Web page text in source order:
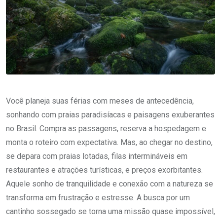
Você planeja suas férias com meses de antecedência,
sonhando com praias paradisíacas e paisagens exuberantes
no Brasil. Compra as passagens, reserva a hospedagem e
monta o roteiro com expectativa. Mas, ao chegar no destino,
se depara com praias lotadas, filas intermináveis em
restaurantes e atrações turísticas, e preços exorbitantes.
Aquele sonho de tranquilidade e conexão com a natureza se
transforma em frustração e estresse. A busca por um
cantinho sossegado se torna uma missão quase impossível,